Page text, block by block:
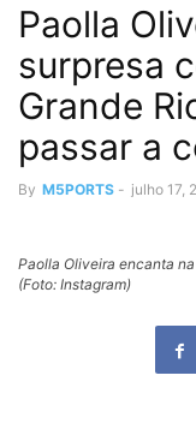
Paolla
surpresa
Grande
passar a
By M5PORTS - julho 17,
Paolla Oliveira encanta
(Foto: Instagram)